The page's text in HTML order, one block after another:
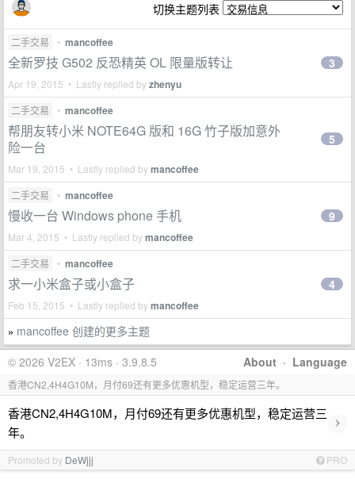
切换主题列表
二手交易 • mancoffee
全新罗技 G502 反恐精英 OL 限量版转让
Apr 19, 2015 • Lastly replied byzhenyu
3
二手交易 • mancoffee
帮朋友转小米 NOTE64G 版和 16G 竹子版加意外
险一台
Mar 19, 2015 • Lastly replied bymancoffee
5
二手交易 • mancoffee
慢收一台 Windows phone 手机
Mar 4, 2015 • Lastly replied bymancoffee
9
二手交易 • mancoffee
求一小米盒子或小盒子
Feb 15, 2015 • Lastly replied bymancoffee
4
» mancoffee 创建的更多主题
About · Language
© 2026 V2EX · 13ms · 3.9.8.5
香港CN2,4H4G10M，月付69还有更多优惠机型，稳定运营三年。
香港CN2,4H4G10M，月付69还有更多优惠机型，稳定运营三
年。
›
Promoted by DeWjjj PRO